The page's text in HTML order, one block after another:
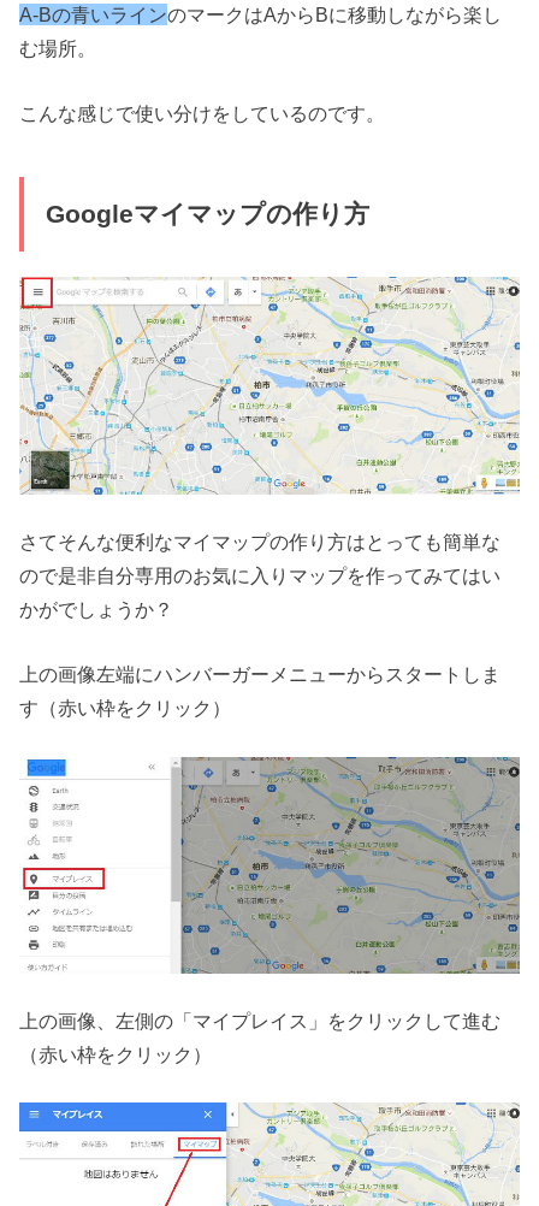
A-Bの青いラインのマークはAからBに移動しながら楽し
む場所。
こんな感じで使い分けをしているのです。
Googleマイマップの作り方
さてそんな便利なマイマップの作り方はとっても簡単な
ので是非自分専用のお気に入りマップを作ってみてはい
かがでしょうか？
上の画像左端にハンバーガーメニューからスタートしま
す（赤い枠をクリック）
上の画像、左側の「マイプレイス」をクリックして進む
（赤い枠をクリック）